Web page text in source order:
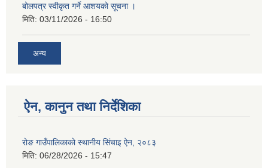
बोलपत्र स्वीकृत गर्ने आशयको सूचना ।
मिति: 03/11/2026 - 16:50
अन्य
ऐन, कानुन तथा निर्देशिका
रोङ गाउँपालिकाको स्थानीय सिंचाइ ऐन, २०८३
मिति: 06/28/2026 - 15:47